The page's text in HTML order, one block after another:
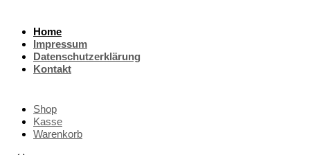
Home
Impressum
Datenschutzerklärung
Kontakt
Shop
Kasse
Warenkorb